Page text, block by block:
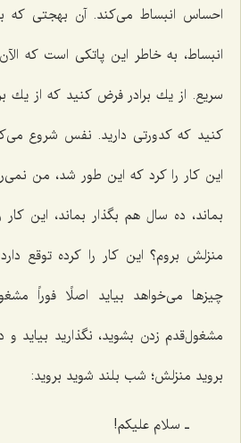
احساس انبساط می‌كند. آن بهجتی كه
انبساط، به خاطر این پاتكی است كه
سریع. از یك برادر فرض كنید كه از یك
كنید كه كدورتی دارید. نفس شروع
این كار را كرد كه این طور شد، من
بماند، ده سال هم بگذار بماند، این كار
منزلش بروم؟ این كار را كرده توقع
چیزها می‌خواهد بیاید اصلًا فوراً
مشغول‌قدم زدن بشوید، نگذارید بیاید
بروید منزلش؛ شب بلند شوید بروید:
ـ سلام علیكم!